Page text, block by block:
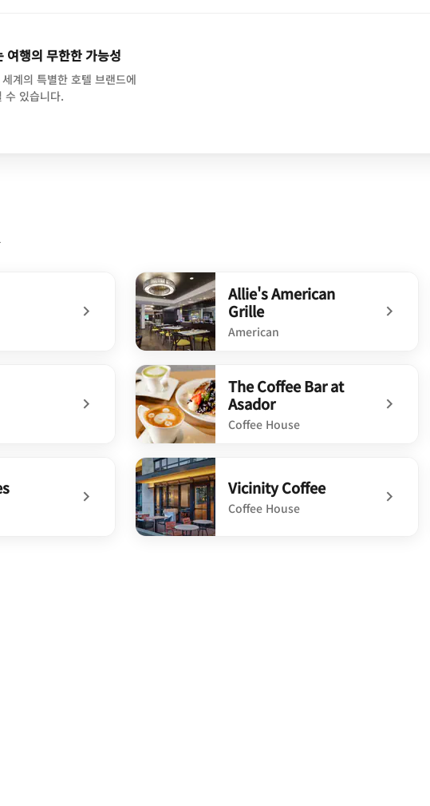
여행의 무한한 가능성
계의 특별한 호텔 브랜드에
수 있습니다.
Allie's American
Grille
American
undefined Allie's American Grille
The Coffee Bar at
Asador
Coffee House
undefined The Coffee Bar at Asador
Vicinity Coffee
Coffee House